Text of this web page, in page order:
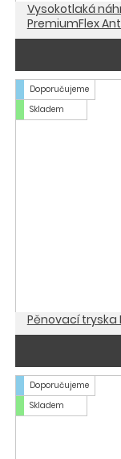
Vysokotlaká
PremiumFlex
Doporučujeme
Skladem
Pěnovací tryska
Doporučujeme
Skladem